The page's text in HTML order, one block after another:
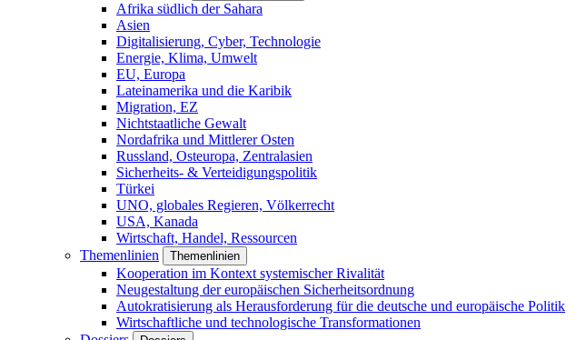
Afrika südlich der Sahara
Asien
Digitalisierung, Cyber, Technologie
Energie, Klima, Umwelt
EU, Europa
Lateinamerika und die Karibik
Migration, EZ
Nichtstaatliche Gewalt
Nordafrika und Mittlerer Osten
Russland, Osteuropa, Zentralasien
Sicherheits- & Verteidigungspolitik
Türkei
UNO, globales Regieren, Völkerrecht
USA, Kanada
Wirtschaft, Handel, Ressourcen
Themenlinien
Themenlinien
Kooperation im Kontext systemischer Rivalität
Neugestaltung der europäischen Sicherheitsordnung
Autokratisierung als Herausforderung für die deutsche und europäische Politik
Wirtschaftliche und technologische Transformationen